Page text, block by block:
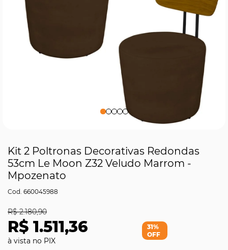
Kit 2 Poltronas Decorativas Redondas
53cm Le Moon Z32 Veludo Marrom -
Mpozenato
660045988
R$ 1.511,36
R$ 2.180,90
31%
OFF